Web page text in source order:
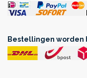
Bestellingen worden